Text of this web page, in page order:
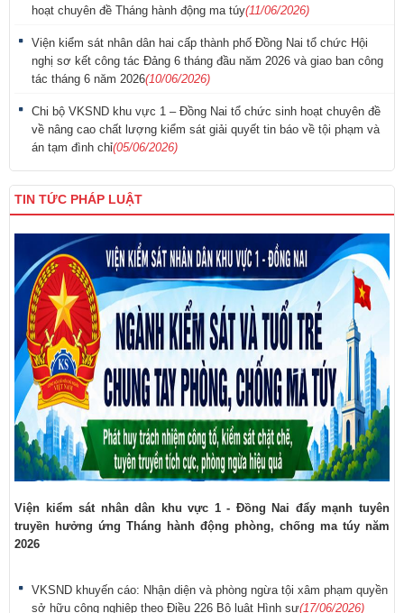
hoạt chuyên đề Tháng hành động ma túy(11/06/2026)
Viện kiểm sát nhân dân hai cấp thành phố Đồng Nai tổ chức Hội
nghị sơ kết công tác Đảng 6 tháng đầu năm 2026 và giao ban công
tác tháng 6 năm 2026(10/06/2026)
Chi bộ VKSND khu vực 1 – Đồng Nai tổ chức sinh hoạt chuyên đề
về nâng cao chất lượng kiểm sát giải quyết tin báo về tội phạm và
án tạm đình chỉ(05/06/2026)
TIN TỨC PHÁP LUẬT
Viện kiểm sát nhân dân khu vực 1 - Đồng Nai đẩy mạnh tuyên
truyền hưởng ứng Tháng hành động phòng, chống ma túy năm
2026
VKSND khuyến cáo: Nhận diện và phòng ngừa tội xâm phạm quyền
sở hữu công nghiệp theo Điều 226 Bộ luật Hình sự(17/06/2026)